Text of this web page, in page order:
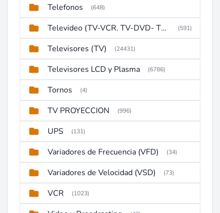
Telefonos (648)
Televideo (TV-VCR. TV-DVD- TV-DVD-VCR) (591)
Televisores (TV) (24431)
Televisores LCD y Plasma (6786)
Tornos (4)
TV PROYECCION (996)
UPS (131)
Variadores de Frecuencia (VFD) (34)
Variadores de Velocidad (VSD) (73)
VCR (1023)